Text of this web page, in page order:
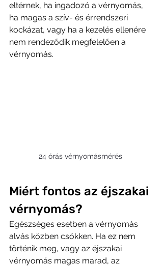
eltérnek, ha ingadozó a vérnyomás,
ha magas a szív- és érrendszeri
kockázat, vagy ha a kezelés ellenére
nem rendeződik megfelelően a
vérnyomás.
24 órás vérnyomásmérés
Miért fontos az éjszakai
vérnyomás?
Egészséges esetben a vérnyomás
alvás közben csökken. Ha ez nem
történik meg, vagy az éjszakai
vérnyomás magas marad, az